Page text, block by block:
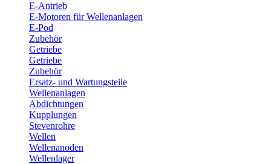
E-Antrieb
E-Motoren für Wellenanlagen
E-Pod
Zubehör
Getriebe
Getriebe
Zubehör
Ersatz- und Wartungsteile
Wellenanlagen
Abdichtungen
Kupplungen
Stevenrohre
Wellen
Wellenanoden
Wellenlager